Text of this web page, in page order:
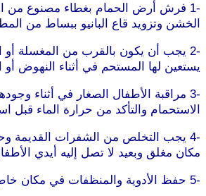
-1 فرش أرض الحمام بغطاء مصنوع من
الخشن وتزويد قاع البانيو ببساط من
-2 يجب أن يكون بالقرب من المغسلة
يستعين لها المستحم في أثناء النهوض أو
-3 مراقبة الأطفال الصغار في أثناء
الاستحمام والتأكد من حرارة الماء قبل
-4 يجب التخلص من الشفرات القديمة
مكان مغلق وبعيد لا تصل إليه أيدي
-5 حفظ الأدوية والمنظفات في مكان خاص محكم الغلق.